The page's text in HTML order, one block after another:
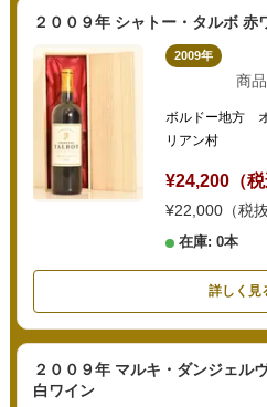
２００９年 シャトー・タルボ 赤
2009年
商
ボルドー地方
リアン村
¥24,200（税
¥22,000（税抜
在庫: 0本
詳しく見
２００９年 マルキ・ダンジェル
白ワイン